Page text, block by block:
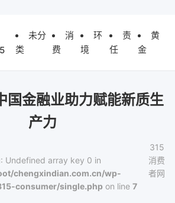
未分
类
消
费
环
境
责
任
黄
金
国金融业助力赋能新质生
产力
: Undefined array key 0 in
chengxindian.com.cn/wp-
consumer/single.php on line7
315
消费
者网